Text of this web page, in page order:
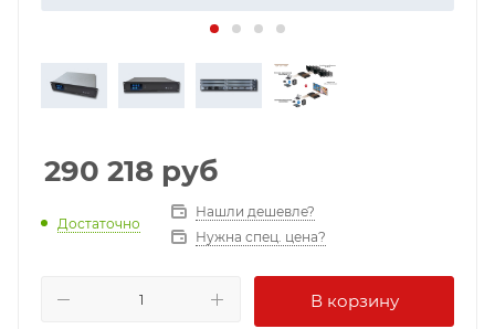
290 218 руб
Достаточно
Нашли дешевле?
Нужна спец. цена?
В корзину